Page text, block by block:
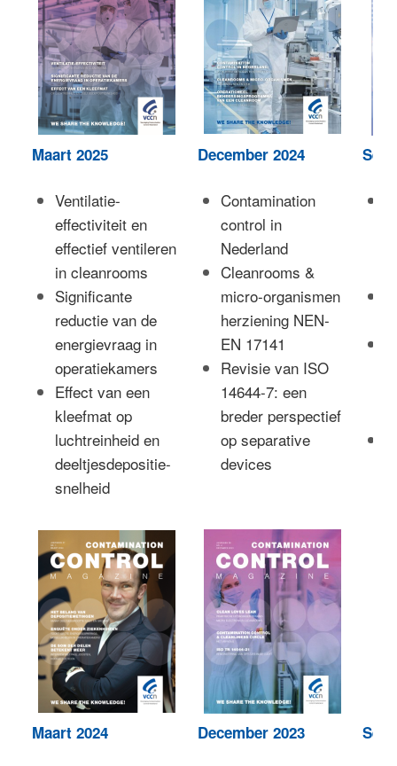
Maart 2025 December 2024
Ventilatie-
effectiviteit en
effectief ventileren
in cleanrooms
Significante
reductie van de
energievraag in
operatiekamers
Effect van een
kleefmat op
luchtreinheid en
deeltjesdepositie-
snelheid
Contamination
control in
Nederland
Cleanrooms &
micro-organismen
herziening NEN-
EN 17141
Revisie van ISO
14644-7: een
breder perspectief
op separative
devices
Maart 2024 December 2023